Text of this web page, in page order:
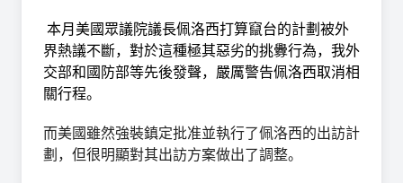
本月美國眾議院議長佩洛西打算竄台的計劃被外
界熱議不斷，對於這種極其惡劣的挑釁行為，我外
交部和國防部等先後發聲，嚴厲警告佩洛西取消相
關行程。
而美國雖然強裝鎮定批准並執行了佩洛西的出訪計
劃，但很明顯對其出訪方案做出了調整。